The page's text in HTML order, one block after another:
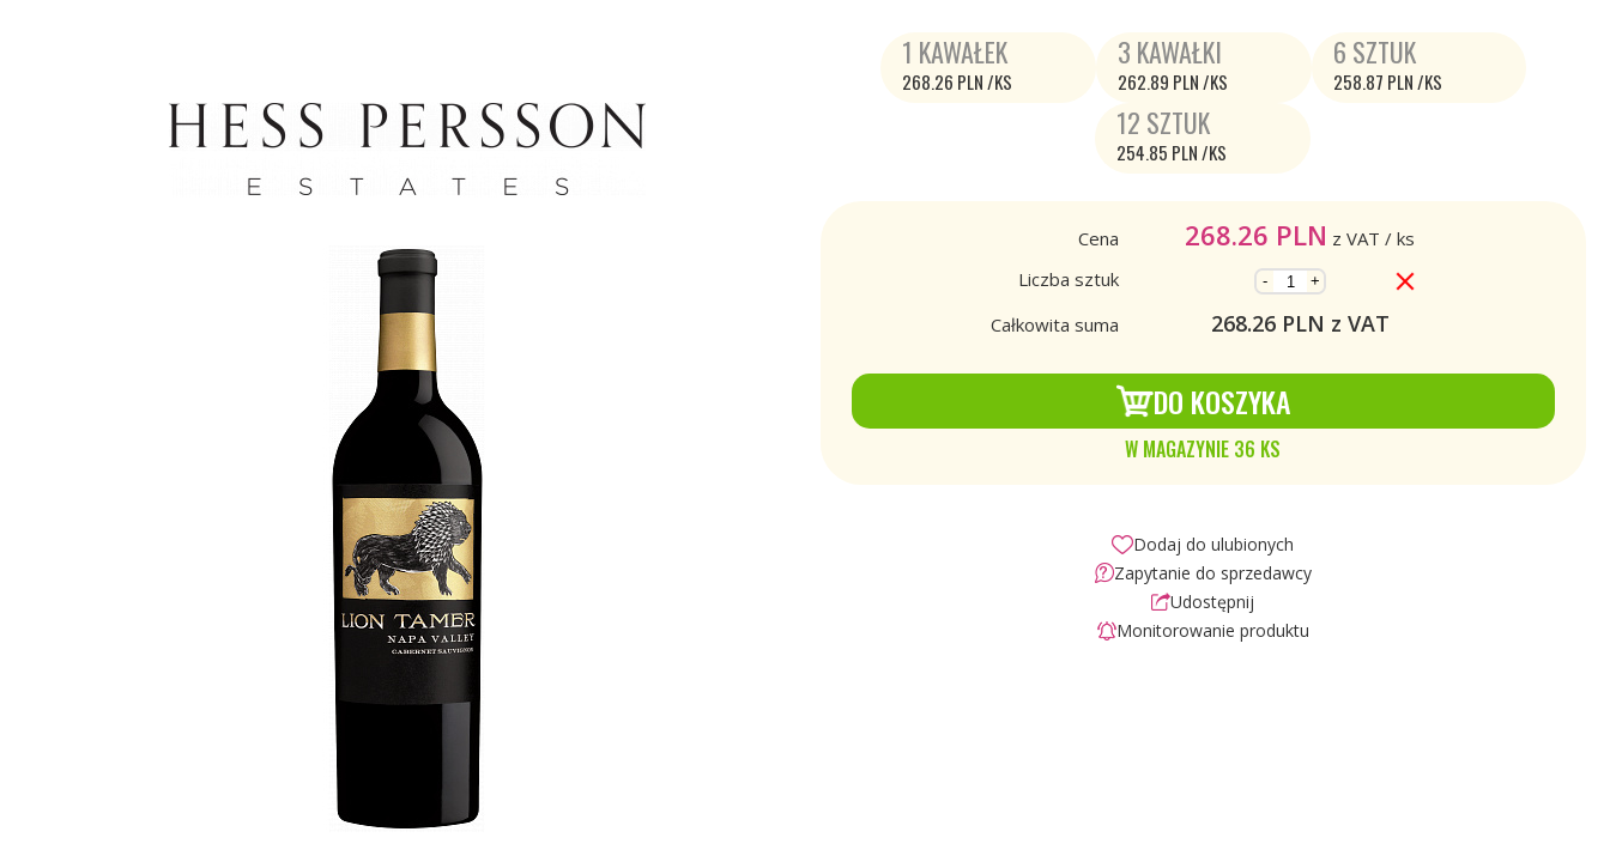
1 KAWAŁEK
268.26 PLN /KS
3 KAWAŁKI
262.89 PLN /KS
6 SZTUK
258.87 PLN /KS
12 SZTUK
254.85 PLN /KS
Cena 268.26 PLN z VAT / ks
Liczba sztuk
- +
Całkowita suma 268.26PLN z VAT
DO KOSZYKA
W MAGAZYNIE 36 KS
Dodaj do ulubionych
Zapytanie do sprzedawcy
Udostępnij
Monitorowanie produktu